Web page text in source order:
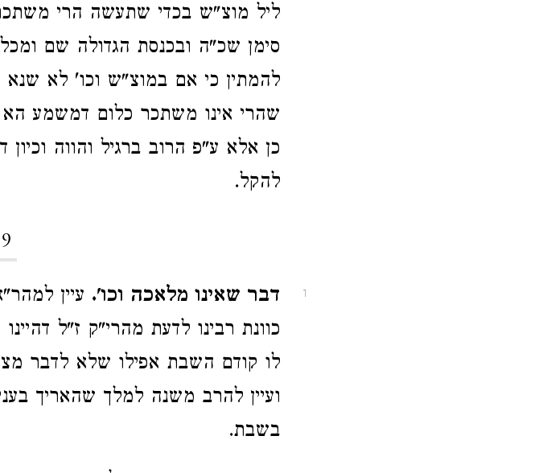
ליל מוצ"ש בכדי שתעשה הרי
סימן שכ"ה ובכנסת הגדולה שם
להמתין כי אם במוצ"ש וכו' לא
שהרי אינו משתכר כלום דמשמע
כן אלא ע"פ הרוב ברגיל והווה וכיון
להקל.
1 דבר שאינו מלאכה וכו'. עיין
כוונת רבינו לדעת מהרי"ק ז"ל
לו קודם השבת אפילו שלא לדבר
ועיין להרב משנה למלך שהאריך
בשבת.